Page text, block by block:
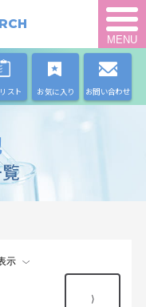
MENU
スト お気に入り お問い合わせ
⟩